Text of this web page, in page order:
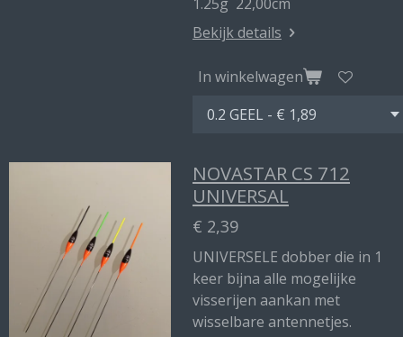
Bekijk details
In winkelwagen
NOVASTAR CS 712
UNIVERSAL
€ 2,39
UNIVERSELE dobber die in 1
keer bijna alle mogelijke
visserijen aankan met
wisselbare antennetjes.